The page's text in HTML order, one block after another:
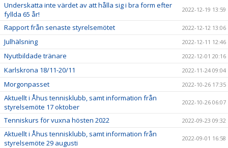
Underskatta inte värdet av att hålla sig i bra form efter
fyllda 65 år!
2022-12-19 13:59
Rapport från senaste styrelsemötet 2022-12-12 13:06
Julhälsning 2022-12-11 12:46
Nyutbildade tränare 2022-12-01 20:16
Karlskrona 18/11-20/11 2022-11-24 09:04
Morgonpasset 2022-10-26 17:35
Aktuellt i Åhus tennisklubb, samt information från
styrelsemöte 17 oktober
2022-10-26 06:07
Tenniskurs för vuxna hösten 2022 2022-09-23 09:32
Aktuellt i Åhus tennisklubb, samt information från
styrelsemöte 29 augusti
2022-09-01 16:58